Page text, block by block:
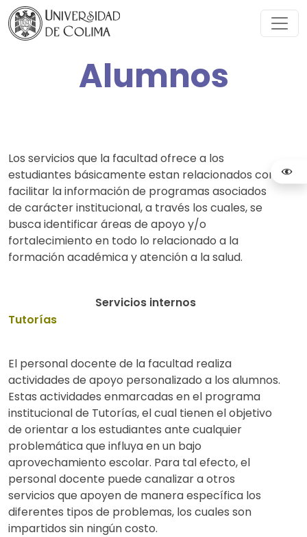
Alumnos
Los servicios que la facultad ofrece a los
estudiantes básicamente estan relacionados con
facilitar la información de programas asociados
de carácter institucional, a través los cuales, se
busca identificar áreas de apoyo y/o
fortalecimiento en todo lo relacionado a la
formación académica y atención a la salud.
Servicios internos
Tutorías
El personal docente de la facultad realiza
actividades de apoyo personalizado a los alumnos.
Estas actividades enmarcadas en el programa
institucional de Tutorías, el cual tienen el objetivo
de orientar a los estudiantes ante cualquier
problemática que influya en un bajo
aprovechamiento escolar. Para tal efecto, el
personal docente puede canalizar a otros
servicios que apoyen de manera específica los
diferentes tipos de problemas, los cuales son
impartidos sin ningún costo.